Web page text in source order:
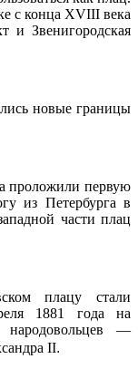
с конца XVIII века
и Звенигородская
новые границы
проложили первую
из Петербурга в
части плац
плацу стали
1881 года на
народовольцев —
II.